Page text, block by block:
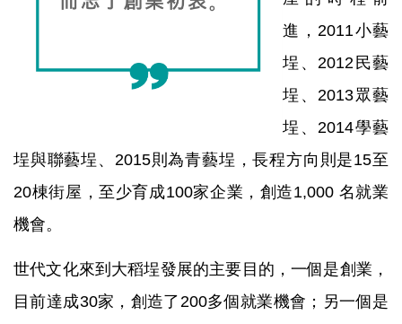
進，2011小藝
埕、2012民藝
埕、2013眾藝
埕、2014學藝
埕與聯藝埕、2015則為青藝埕，長程方向則是15至
20棟街屋，至少育成100家企業，創造1,000 名就業
機會。
世代文化來到大稻埕發展的主要目的，一個是創業，
目前達成30家，創造了200多個就業機會；另一個是